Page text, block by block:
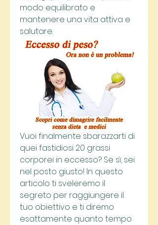
modo equilibrato e
mantenere una vita attiva e
salutare.
Vuoi finalmente sbarazzarti di
quei fastidiosi 20 grassi
corporei in eccesso? Se sì, sei
nel posto giusto! In questo
articolo ti sveleremo il
segreto per raggiungere il
tuo obiettivo e ti diremo
esattamente quanto tempo